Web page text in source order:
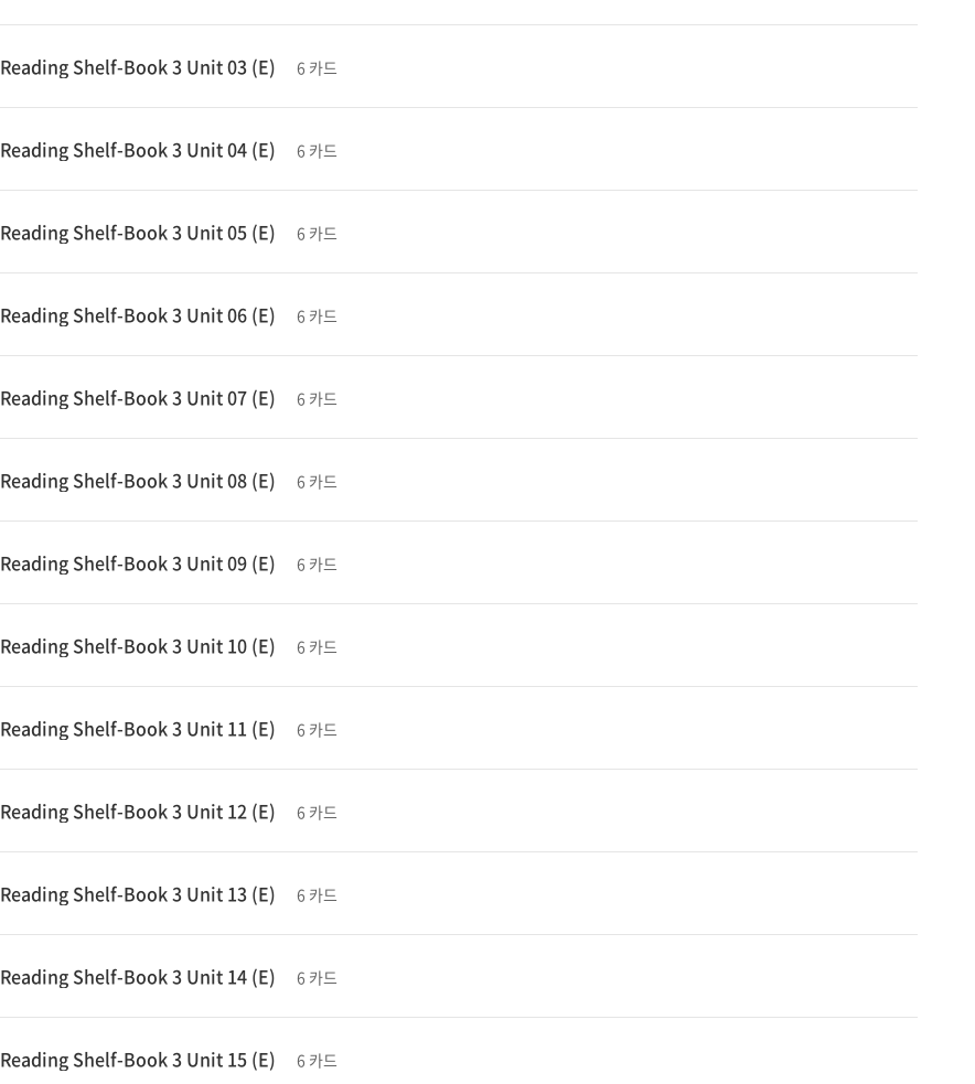
Reading Shelf-Book 3 Unit 03 (E) 6 카드
Reading Shelf-Book 3 Unit 04 (E) 6 카드
Reading Shelf-Book 3 Unit 05 (E) 6 카드
Reading Shelf-Book 3 Unit 06 (E) 6 카드
Reading Shelf-Book 3 Unit 07 (E) 6 카드
Reading Shelf-Book 3 Unit 08 (E) 6 카드
Reading Shelf-Book 3 Unit 09 (E) 6 카드
Reading Shelf-Book 3 Unit 10 (E) 6 카드
Reading Shelf-Book 3 Unit 11 (E) 6 카드
Reading Shelf-Book 3 Unit 12 (E) 6 카드
Reading Shelf-Book 3 Unit 13 (E) 6 카드
Reading Shelf-Book 3 Unit 14 (E) 6 카드
Reading Shelf-Book 3 Unit 15 (E) 6 카드